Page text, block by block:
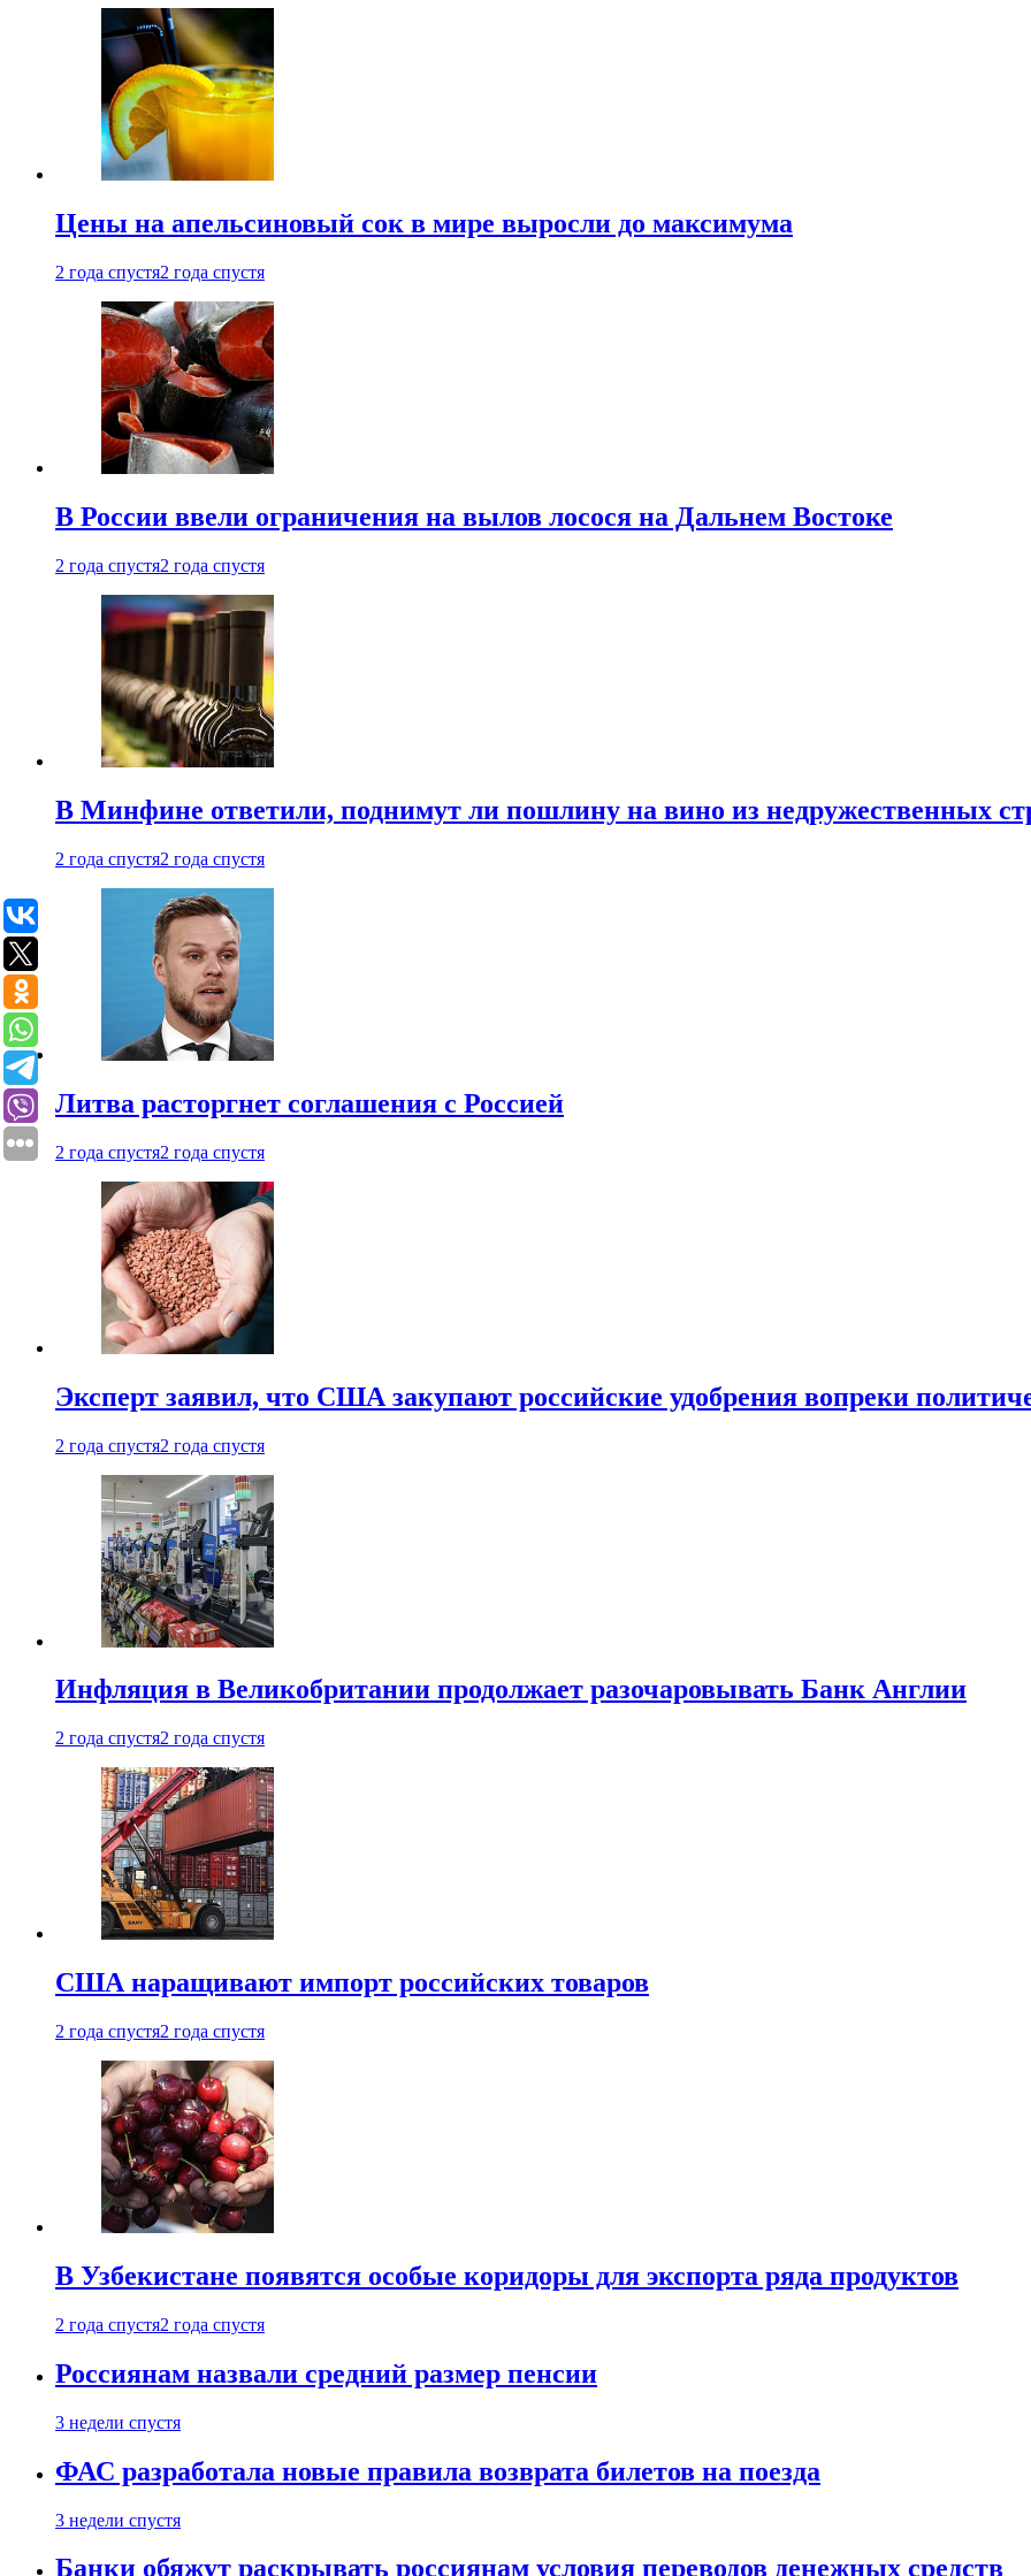
Цены на апельсиновый сок в мире выросли до максимума
2 года спустя2 года спустя
В России ввели ограничения на вылов лосося на Дальнем Востоке
2 года спустя2 года спустя
В Минфине ответили, поднимут ли пошлину на вино из недружественных
2 года спустя2 года спустя
Литва расторгнет соглашения с Россией
2 года спустя2 года спустя
Эксперт заявил, что США закупают российские удобрения вопреки
2 года спустя2 года спустя
Инфляция в Великобритании продолжает разочаровывать Банк Англии
2 года спустя2 года спустя
США наращивают импорт российских товаров
2 года спустя2 года спустя
В Узбекистане появятся особые коридоры для экспорта ряда продуктов
2 года спустя2 года спустя
Россиянам назвали средний размер пенсии
3 недели спустя
ФАС разработала новые правила возврата билетов на поезда
3 недели спустя
Банки обяжут раскрывать россиянам условия переводов денежных средств